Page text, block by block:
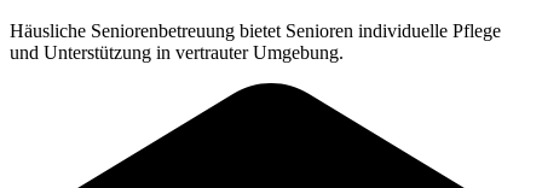
Häusliche Seniorenbetreuung bietet Senioren individuelle Pflege
und Unterstützung in vertrauter Umgebung.